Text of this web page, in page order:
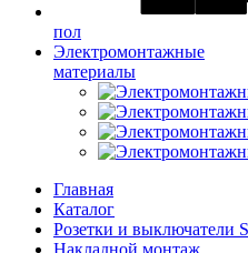
пол
Электромонтажные
материалы
Главная
Каталог
Розетки и выключатели
Накладной монтаж